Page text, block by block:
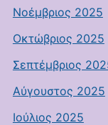
Νοέμβριος 2025
Οκτώβριος 2025
Σεπτέμβριος
Αύγουστος 2025
Ιούλιος 2025